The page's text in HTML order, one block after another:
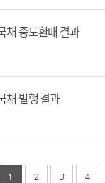
채 중도환매 결과
채 발행 결과
1 2 3 4